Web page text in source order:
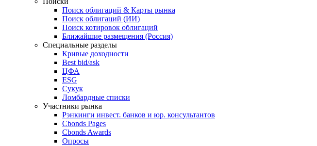
Поиск облигаций & Карты рынка
Поиск облигаций (ИИ)
Поиск котировок облигаций
Ближайшие размещения (Россия)
Специальные разделы
Кривые доходности
Best bid/ask
ЦФА
ESG
Сукук
Ломбардные списки
Участники рынка
Рэнкинги инвест. банков и юр. консультантов
Cbonds Pages
Cbonds Awards
Опросы